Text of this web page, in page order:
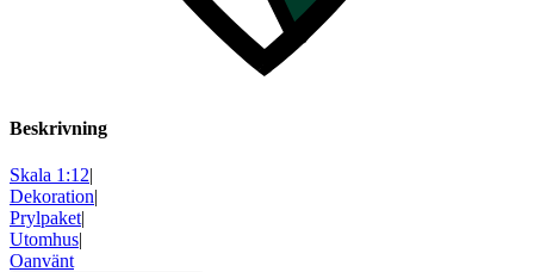
Beskrivning
Skala 1:12|
Dekoration|
Prylpaket|
Utomhus|
Oanvänt